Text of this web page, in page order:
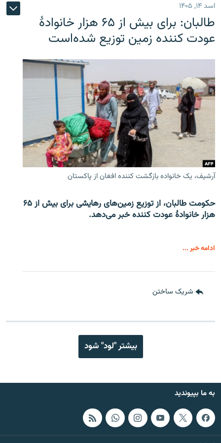
اسد ۱۴, ۱۴۰۵
طالبان: برای بیش از ۶۵ هزار خانوادۀ
عودت کننده زمین توزیع شده‌است
آرشیف، یک خانواده بازگشت کننده افغان از پاکستان
حکومت طالبان، از توزیع زمین‌های رهایشی برای بیش از ۶۵
هزار خانوادۀ عودت کننده خبر می‌دهد.
ادامه خبر ...
شریک ساختن
بیشتر "لود" شود
به ما بپیوندید